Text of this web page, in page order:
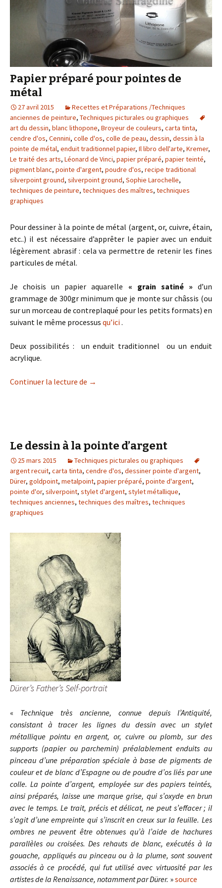
Papier préparé pour pointes de
métal
27 avril 2015
Recettes et Préparations /Techniques
anciennes de peinture, Techniques picturales ou graphiques
art du dessin, blanc lithopone, Broyeur de couleurs, carta tinta,
cendre d'os, Cennini, colle d'os, colle de peau, dessin, dessin à la
pointe de métal, enduit traditionnel papier, Il libro dell'arte, Kremer,
Le traité des arts, Léonard de Vinci, papier préparé, papier teinté,
pigment blanc, pointe d'argent, poudre d'os, recipe traditional
silverpoint ground, silverpoint ground, Sophie Larochelle,
techniques de peinture, techniques des maîtres, techniques
graphiques
Pour dessiner à la pointe de métal (argent, or, cuivre, étain,
etc..) il est nécessaire d’apprêter le papier avec un enduit
légèrement abrasif : cela va permettre de retenir les fines
particules de métal.
Je choisis un papier aquarelle « grain satiné » d’un
grammage de 300gr minimum que je monte sur châssis (ou
sur un morceau de contreplaqué pour les petits formats) en
suivant le même processus qu’ici.
Deux possibilités : un enduit traditionnel ou un enduit
acrylique.
Continuer la lecture de Papier préparé pour pointes de métal
→
Le dessin à la pointe d’argent
25 mars 2015
Techniques picturales ou graphiques
argent recuit, carta tinta, cendre d'os, dessiner pointe d'argent,
Dürer, goldpoint, metalpoint, papier préparé, pointe d'argent,
pointe d'or, silverpoint, stylet d'argent, stylet métallique,
techniques anciennes, techniques des maîtres, techniques
graphiques
Dürer’s Father’s Self-portrait
« Technique très ancienne, connue depuis l’Antiquité,
consistant à tracer les lignes du dessin avec un stylet
métallique pointu en argent, or, cuivre ou plomb, sur des
supports (papier ou parchemin) préalablement enduits au
pinceau d’une préparation spéciale à base de pigments de
couleur et de blanc d’Espagne ou de poudre d’os liés par une
colle. La pointe d’argent, employée sur des papiers teintés,
ainsi préparés, laisse une marque grise, qui s’oxyde en brun
avec le temps. Le trait, précis et délicat, ne peut s’effacer ; il
s’agit d’une empreinte qui s’inscrit en creux sur la feuille. Les
ombres ne peuvent être obtenues qu’à l’aide de hachures
parallèles ou croisées. Des rehauts de blanc, exécutés à la
gouache, appliqués au pinceau ou à la plume, sont souvent
associés à ce procédé, qui fut utilisé avec virtuosité par les
artistes de la Renaissance, notamment par Dürer. »source